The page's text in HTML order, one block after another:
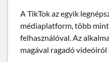
A TikTok az egyik
médiaplatform, több
felhasználóval. Az
magával ragadó videóiról